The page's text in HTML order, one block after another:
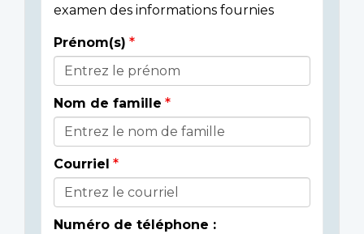
examen des informations fournies
Donor
Details
Prénom(s)
Nom de famille
Courriel
Numéro de téléphone :